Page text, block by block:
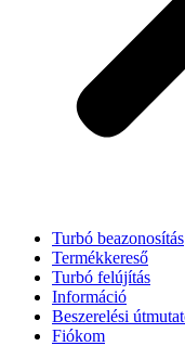
Turbó beazonosítás
Termékkereső
Turbó felújítás
Információ
Beszerelési
Fiókom